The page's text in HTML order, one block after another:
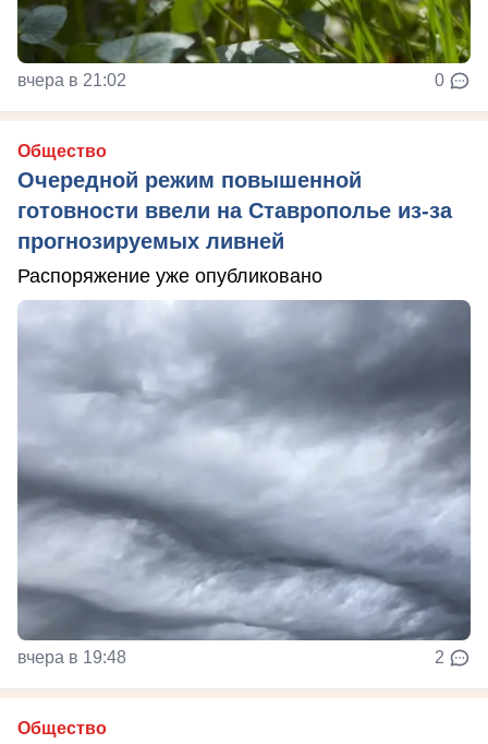
вчера в 21:02 0
Общество
Очередной режим повышенной
готовности ввели на Ставрополье из-за
прогнозируемых ливней
Распоряжение уже опубликовано
вчера в 19:48 2
Общество